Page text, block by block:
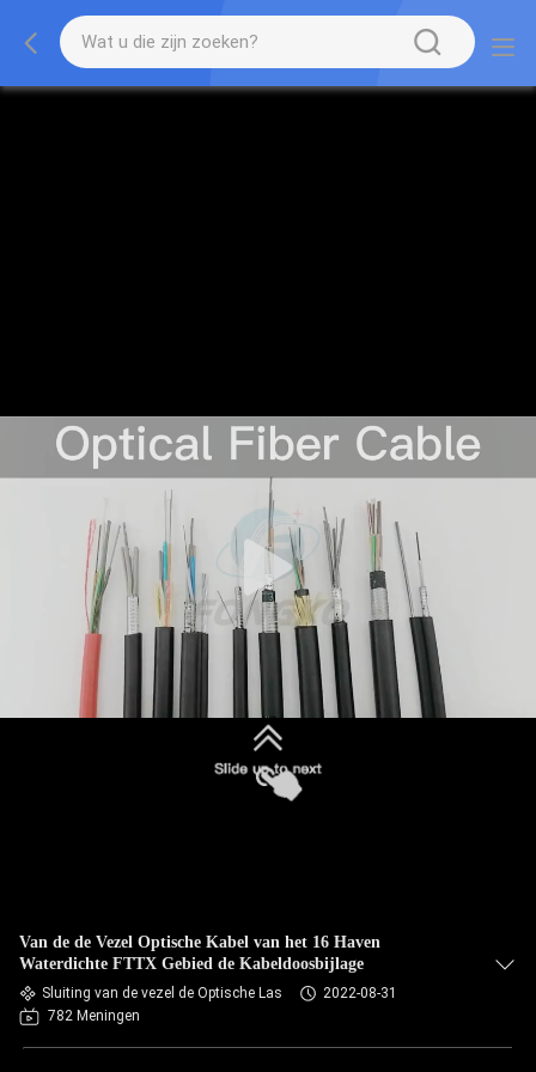
Van de de Vezel Optische Kabel van het 16 Haven
Waterdichte FTTX Gebied de Kabeldoosbijlage
Sluiting van de vezel de Optische Las
2022-08-31
782 Meningen